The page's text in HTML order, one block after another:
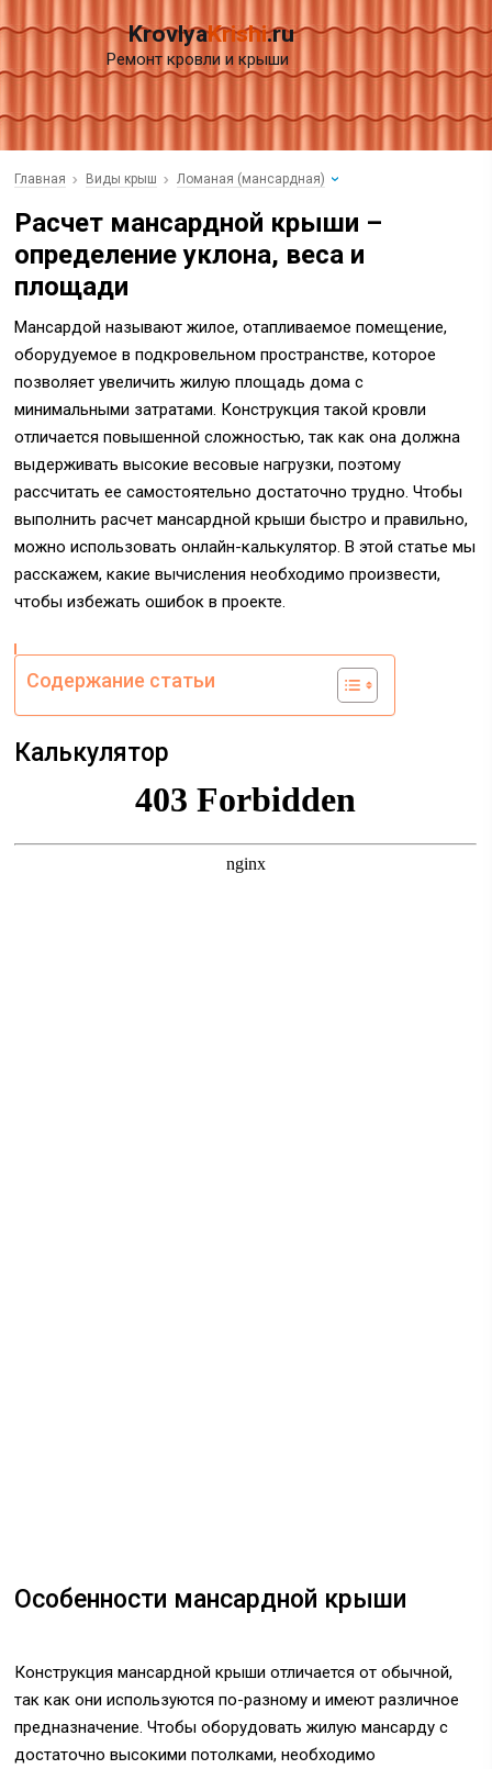
KrovlyaKrishi.ru
Ремонт кровли и крыши
Главная Виды крыш Ломаная (мансардная)
Расчет мансардной крыши –
определение уклона, веса и
площади
Мансардой называют жилое, отапливаемое помещение,
оборудуемое в подкровельном пространстве, которое
позволяет увеличить жилую площадь дома с
минимальными затратами. Конструкция такой кровли
отличается повышенной сложностью, так как она должна
выдерживать высокие весовые нагрузки, поэтому
рассчитать ее самостоятельно достаточно трудно. Чтобы
выполнить расчет мансардной крыши быстро и правильно,
можно использовать онлайн-калькулятор. В этой статье мы
расскажем, какие вычисления необходимо произвести,
чтобы избежать ошибок в проекте.
Содержание статьи
Калькулятор
Особенности мансардной крыши
Конструкция мансардной крыши отличается от обычной,
так как они используются по-разному и имеют различное
предназначение. Чтобы оборудовать жилую мансарду с
достаточно высокими потолками, необходимо